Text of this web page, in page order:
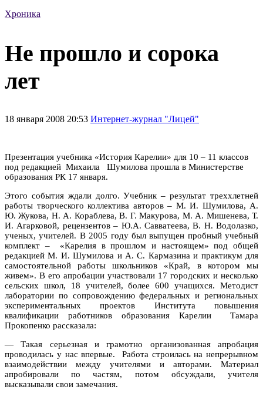
Хроника
Не прошло и сорока
лет
18 января 2008 20:53 Интернет-журнал "Лицей"
Презентация учебника «История Карелии» для 10 – 11 классов
под редакцией Михаила Шумилова прошла в Министерстве
образования РК 17 января.
Этого события ждали долго. Учебник – результат треххлетней
работы творческого коллектива авторов – М. И. Шумилова, А.
Ю. Жукова, Н. А. Кораблева, В. Г. Макурова, М. А. Мишенева, Т.
И. Агарковой, рецензентов – Ю.А. Савватеева, В. Н. Водолазко,
ученых, учителей. В 2005 году был выпущен пробный учебный
комплект – «Карелия в прошлом и настоящем» под общей
редакцией М. И. Шумилова и А. С. Кармазина и практикум для
самостоятельной работы школьников «Край, в котором мы
живем». В его апробации участвовали 17 городских и несколько
сельских школ, 18 учителей, более 600 учащихся. Методист
лаборатории по сопровождению федеральных и региональных
экспериментальных проектов Института повышения
квалификации работников образования Карелии Тамара
Прокопенко рассказала:
— Такая серьезная и грамотно организованная апробация
проводилась у нас впервые. Работа строилась на непрерывном
взаимодействии между учителями и авторами. Материал
апробировали по частям, потом обсуждали, учителя
высказывали свои замечания.